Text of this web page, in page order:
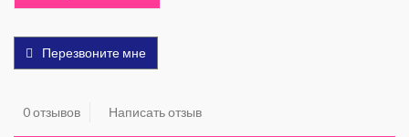
Перезвоните мне
0 отзывов Написать отзыв